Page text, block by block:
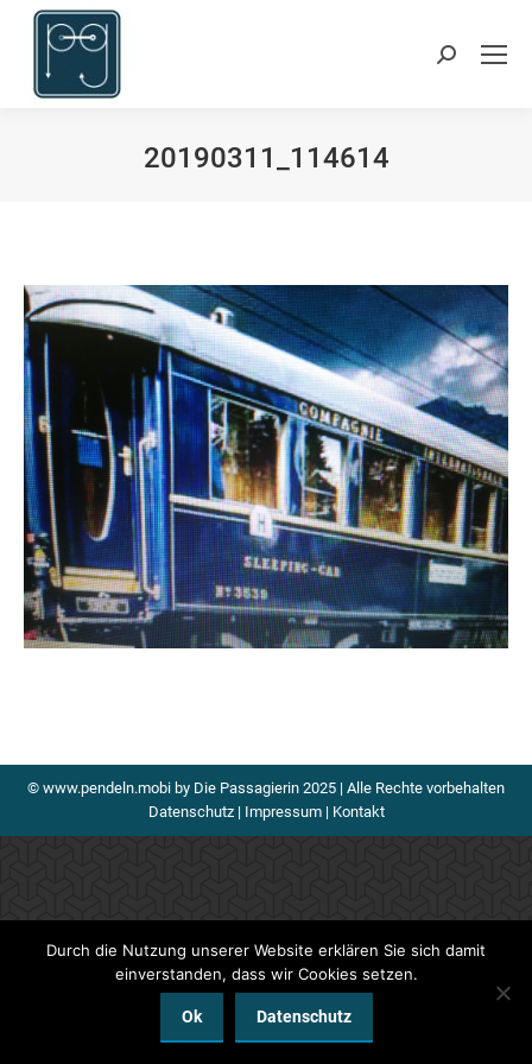
20190311_114614
© www.pendeln.mobi by Die Passagierin 2025 | Alle Rechte vorbehalten
Datenschutz| Impressum| Kontakt
Durch die Nutzung unserer Website erklären Sie sich damit
einverstanden, dass wir Cookies setzen.
Ok Datenschutz